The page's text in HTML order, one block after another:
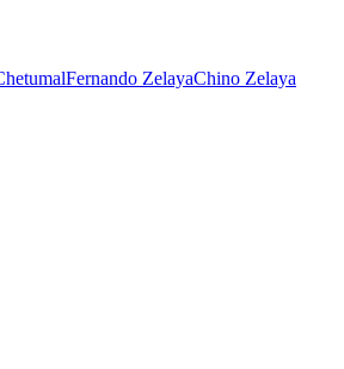
Fernando ZelayaChino Zelaya